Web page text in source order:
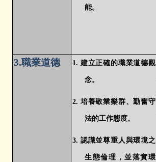
能。
3.職業道德 1. 建立正確的職業道德觀
念。
2. 培養敬業樂群、勤奮守
法的工作態度。
3. 認識並尊重人與環境之
生態倫理，並落實環